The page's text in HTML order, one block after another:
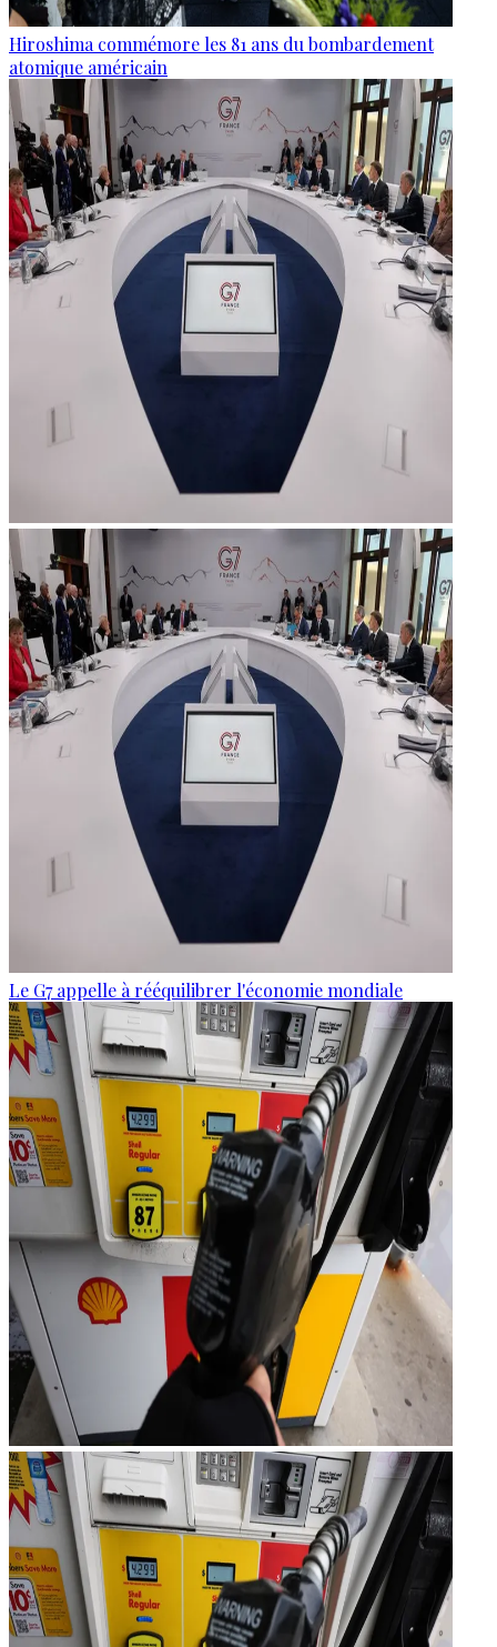
Hiroshima commémore les 81 ans du bombardement
atomique américain
Le G7 appelle à rééquilibrer l'économie mondiale